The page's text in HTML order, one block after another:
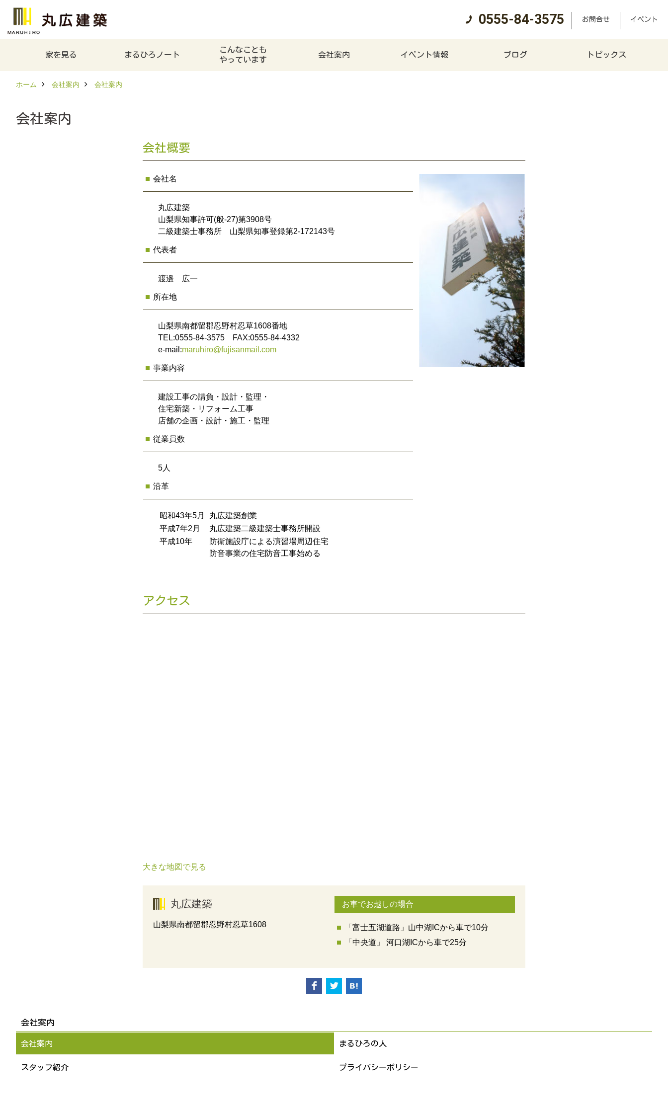
0555-84-3575 お問合せ イベント
家を見る まるひろノート
こんなことも
やっています
会社案内 イベント情報 ブログ トピックス
ホーム 会社案内 会社案内
会社案内
会社概要
会社名
丸広建築
山梨県知事許可(般-27)第3908号
二級建築士事務所 山梨県知事登録第2-172143号
代表者
渡邉 広一
所在地
山梨県南都留郡忍野村忍草1608番地
TEL:0555-84-3575 FAX:0555-84-4332
e-mail:maruhiro@fujisanmail.com
事業内容
建設工事の請負・設計・監理・
住宅新築・リフォーム工事
店舗の企画・設計・施工・監理
従業員数
5人
沿革
昭和43年5月
丸広建築創業
平成7年2月
丸広建築二級建築士事務所開設
平成10年
防衛施設庁による演習場周辺住宅
防音事業の住宅防音工事始める
アクセス
大きな地図で見る
丸広建築
山梨県南都留郡忍野村忍草1608
お車でお越しの場合
「富士五湖道路」山中湖ICから車で10分
「中央道」 河口湖ICから車で25分
会社案内
会社案内 まるひろの人
スタッフ紹介 プライバシーポリシー